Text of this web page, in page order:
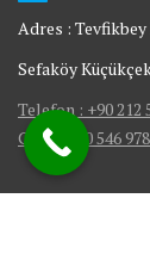
Adres : Tevfikbey
Sefaköy
Telefon : +90 212
GSM : +90 546